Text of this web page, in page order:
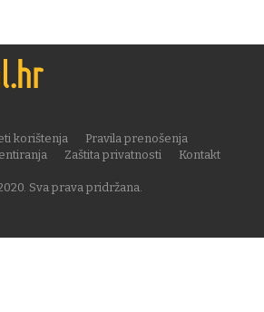
Sva prava pridržana.
korištenja
Pravila prenošenja
Zaštita privatnosti
Kontakt